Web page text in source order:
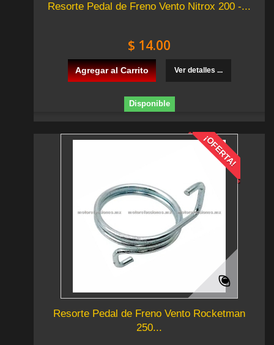
Resorte Pedal de Freno Vento Nitrox 200 -...
$ 14.00
Agregar al Carrito Ver detalles ...
Disponible
¡OFERTA!
Resorte Pedal de Freno Vento Rocketman
250...